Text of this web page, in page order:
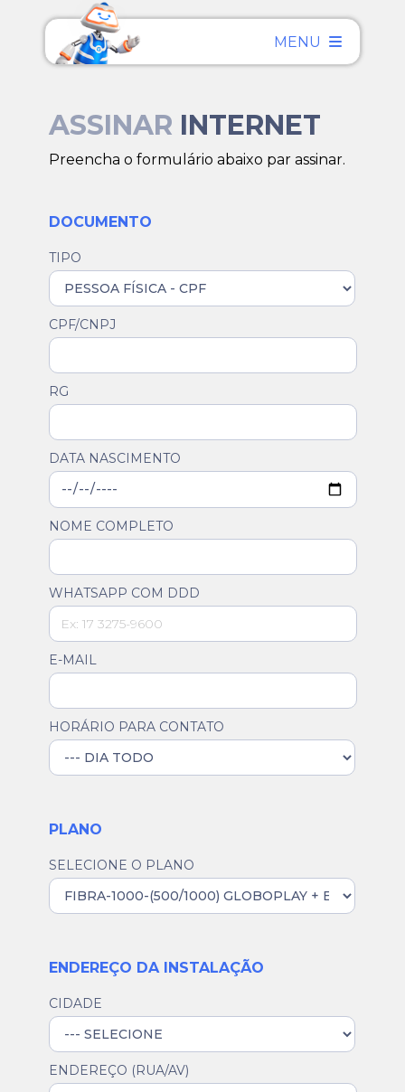
MENU
ASSINAR INTERNET
Preencha o formulário abaixo par assinar.
DOCUMENTO
TIPO
CPF/CNPJ
RG
DATA NASCIMENTO
NOME COMPLETO
WHATSAPP COM DDD
E-MAIL
HORÁRIO PARA CONTATO
PLANO
SELECIONE O PLANO
ENDEREÇO DA INSTALAÇÃO
CIDADE
ENDEREÇO (RUA/AV)